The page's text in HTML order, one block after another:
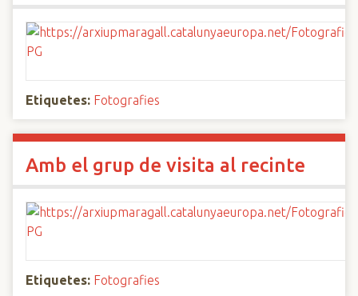
Etiquetes: Fotografies
Amb el grup de visita al recinte
Etiquetes: Fotografies